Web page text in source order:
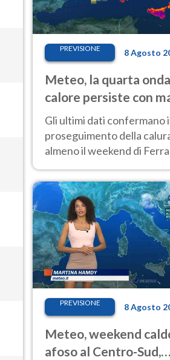
PREVISIONE 8 Agosto
Meteo, la quarta
calore persiste con
sempre molto
Gli ultimi dati confermano
proseguimento della
almeno il weekend di
intensificazione prossima
settimana
PREVISIONE 8 Agosto
Meteo, weekend
afoso al Centro-Sud,